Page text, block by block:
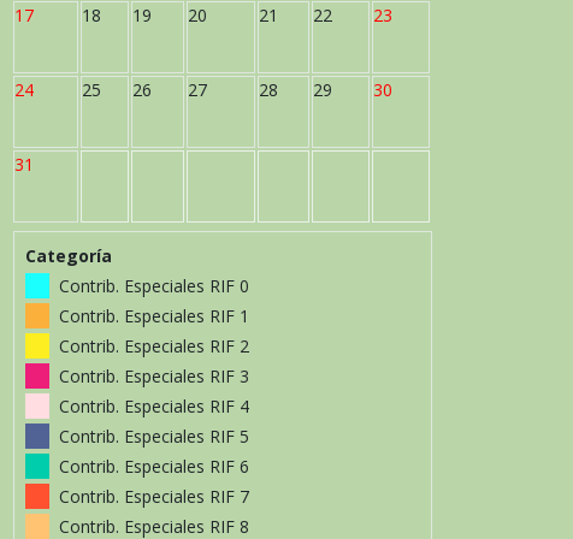
17 18 19 20 21 22 23
24 25 26 27 28 29 30
31
Categoría
Contrib. Especiales RIF 0
Contrib. Especiales RIF 1
Contrib. Especiales RIF 2
Contrib. Especiales RIF 3
Contrib. Especiales RIF 4
Contrib. Especiales RIF 5
Contrib. Especiales RIF 6
Contrib. Especiales RIF 7
Contrib. Especiales RIF 8